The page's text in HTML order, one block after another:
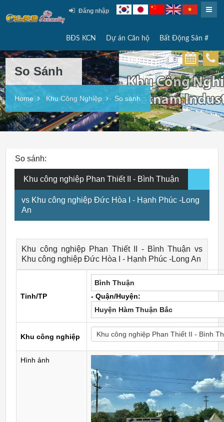
Đăng nhập
BĐS KCN Dự án Căn hộ Bất Động Sản #
So Sánh
Home Khu Công Nghiệp So sánh
So sánh:
Khu công nghiệp Phan Thiết II - Bình Thuận
vs Khu công nghiệp Đức Hòa I - Hạnh Phúc -Long
An
Khu công nghiệp Phan Thiết II - Bình Thuận vs
Khu công nghiệp Đức Hòa I - Hạnh Phúc -Long An
Tỉnh/TP
Bình Thuận
- Quận/Huyện:
Huyện Hàm Thuận Bắc
Khu công nghiệp
Hình ảnh